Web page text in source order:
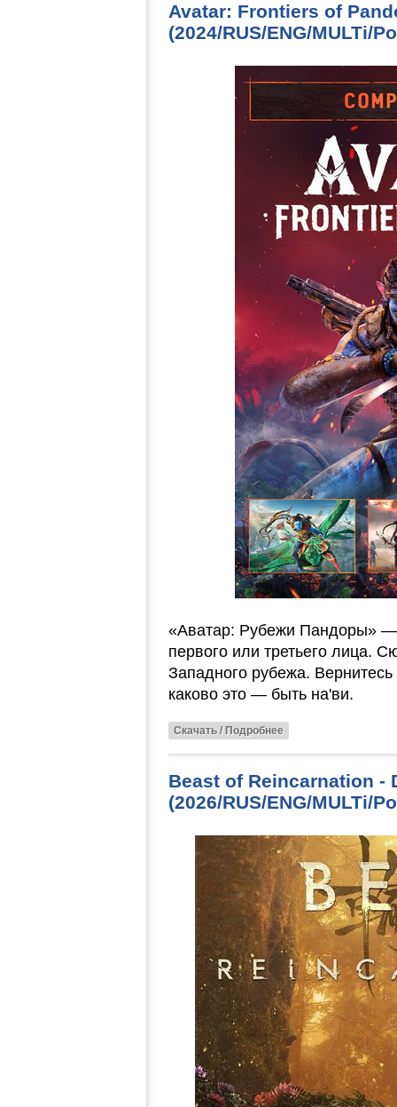
Avatar: Frontiers of
(2024/RUS/ENG/MULTi/
«Аватар: Рубежи Пандоры» —
первого или третьего лица.
Западного рубежа.
каково это — быть на'ви.
Скачать / Подробнее
Beast of Reincarnation -
(2026/RUS/ENG/MULTi/